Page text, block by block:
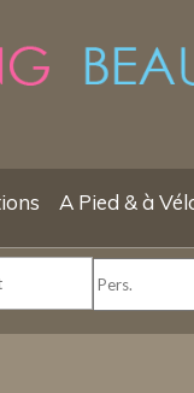
A Pied & à